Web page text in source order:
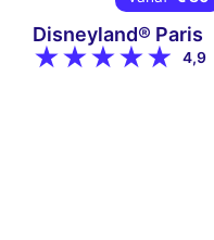
Disneyland® Paris
4,9